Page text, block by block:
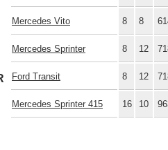
Mercedes Vito 8 8
Mercedes Sprinter 8 12
Ford Transit 8 12
Mercedes Sprinter 415 16 10